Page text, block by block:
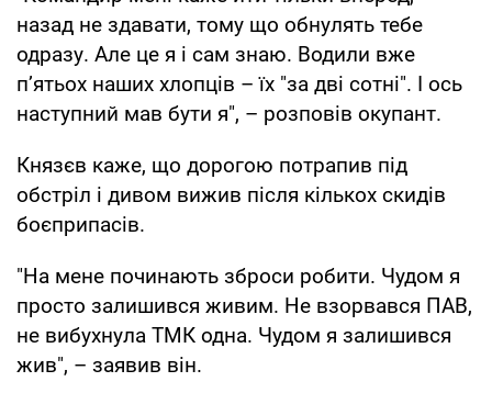
назад не здавати, тому що обнулять тебе
одразу. Але це я і сам знаю. Водили вже
п’ятьох наших хлопців – їх "за дві сотні". І ось
наступний мав бути я", – розповів окупант.
Князєв каже, що дорогою потрапив під
обстріл і дивом вижив після кількох скидів
боєприпасів.
"На мене починають зброси робити. Чудом я
просто залишився живим. Не взорвався ПАВ,
не вибухнула ТМК одна. Чудом я залишився
жив", – заявив він.